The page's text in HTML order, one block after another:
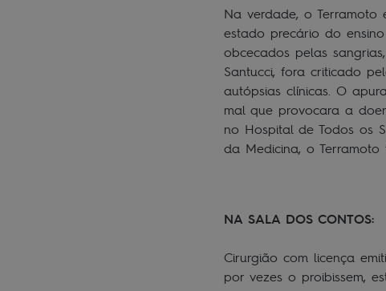
Na verdade, o
estado precário do
obcecados pelas
Santucci, fora criticado
autópsias clínicas. O
mal que provocara a
no Hospital de Todos os
da Medicina, o
NA SALA DOS CONTOS:
Cirurgião com licença
por vezes o proibissem,